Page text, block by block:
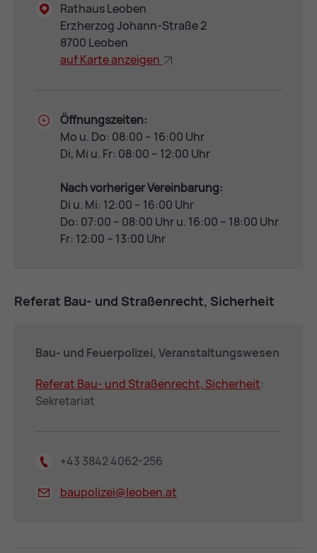
Rathaus Leoben
Erzherzog Johann-Straße 2
8700 Leoben
auf Kar­te an­zei­gen
Öffnungszeiten:
Mo u. Do: 08:00 – 16:00 Uhr
Di, Mi u. Fr: 08:00 – 12:00 Uhr
Nach vorheriger Vereinbarung:
Di u. Mi: 12:00 – 16:00 Uhr
Do: 07:00 – 08:00 Uhr u. 16:00 – 18:00 Uhr
Fr: 12:00 – 13:00 Uhr
Re­fe­rat Bau- und Stra­ßen­recht, Si­cher­heit
Bau- und Feu­er­po­li­zei, Ver­an­stal­tungs­we­sen
Re­fe­rat Bau- und Stra­ßen­recht, Si­cher­heit:
Sekretariat
+43 3842 4062-256
baupolizei@leoben.at